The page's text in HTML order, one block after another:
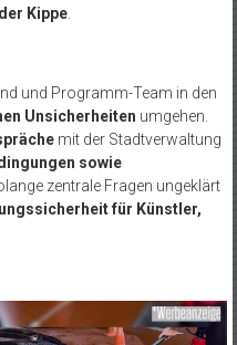
Kippe.
und Programm-Team in den
Unsicherheiten umgehen.
mit der Stadtverwaltung
sowie
zentrale Fragen ungeklärt
für Künstler,